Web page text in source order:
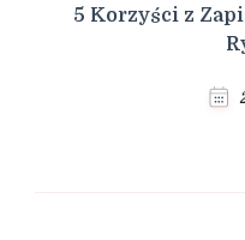
5 Korzyści z